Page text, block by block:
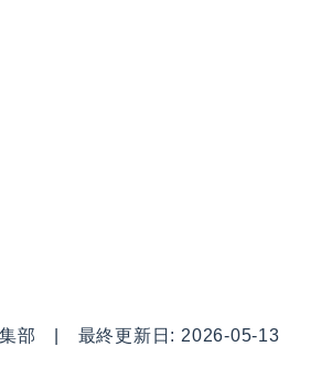
集部 | 最終更新日: 2026-05-13